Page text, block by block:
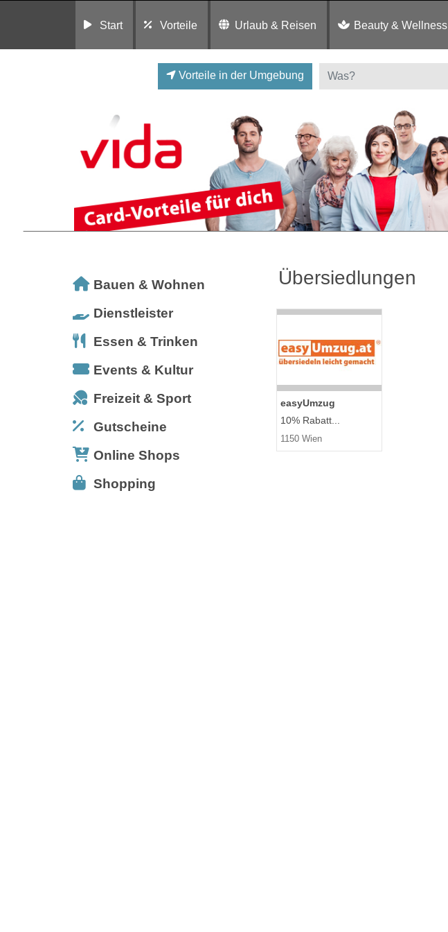
Start Vorteile Urlaub & Reisen Beauty & Wellness
Vorteile in der Umgebung
Bauen & Wohnen
Dienstleister
Essen & Trinken
Events & Kultur
Freizeit & Sport
Gutscheine
Online Shops
Shopping
Übersiedlungen
easyUmzug
10% Rabatt...
1150 Wien